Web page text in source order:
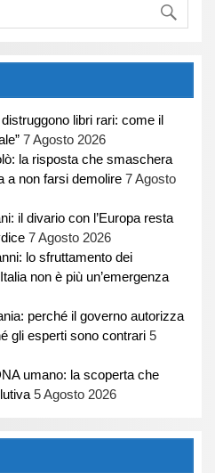
libri rari: come il
7 Agosto 2026
la risposta che smaschera
a non farsi demolire 7 Agosto
il divario con l’Europa resta
7 Agosto 2026
lo sfruttamento dei
non è più un’emergenza
perché il governo autorizza
gli esperti sono contrari 5
umano: la scoperta che
5 Agosto 2026